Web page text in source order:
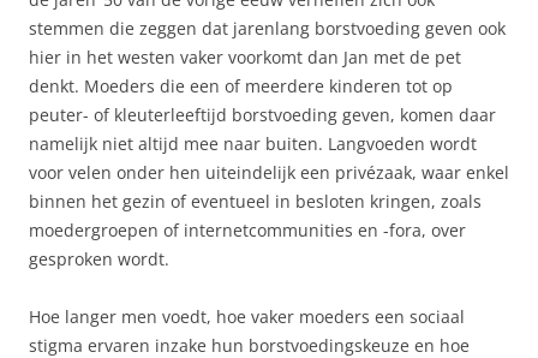
stemmen die zeggen dat jarenlang borstvoeding geven ook
hier in het westen vaker voorkomt dan Jan met de pet
denkt. Moeders die een of meerdere kinderen tot op
peuter- of kleuterleeftijd borstvoeding geven, komen daar
namelijk niet altijd mee naar buiten. Langvoeden wordt
voor velen onder hen uiteindelijk een privézaak, waar enkel
binnen het gezin of eventueel in besloten kringen, zoals
moedergroepen of internetcommunities en -fora, over
gesproken wordt.
Hoe langer men voedt, hoe vaker moeders een sociaal
stigma ervaren inzake hun borstvoedingskeuze en hoe